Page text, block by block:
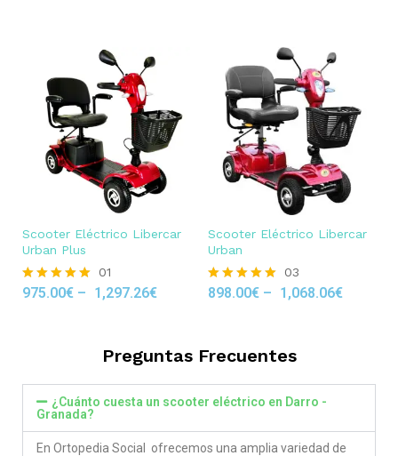
Scooter Eléctrico Libercar
Urban Plus
Rated
01
975.00€ – 1,297.26€
Scooter Eléctrico Libercar
Urban
Rated
03
898.00€ – 1,068.06€
Preguntas Frecuentes
¿Cuánto cuesta un scooter eléctrico en Darro -
Granada?
En Ortopedia Social ofrecemos una amplia variedad de